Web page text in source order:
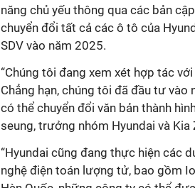
năng chủ yếu thông qua các bản
chuyển đổi tất cả các ô tô của
SDV vào năm 2025.
“Chúng tôi đang xem xét hợp tác
Chẳng hạn, chúng tôi đã đầu tư
có thể chuyển đổi văn bản thành
seung, trưởng nhóm Hyundai và Kia
“Hyundai cũng đang thực hiện các
nghệ điện toán lượng tử, bao gồm